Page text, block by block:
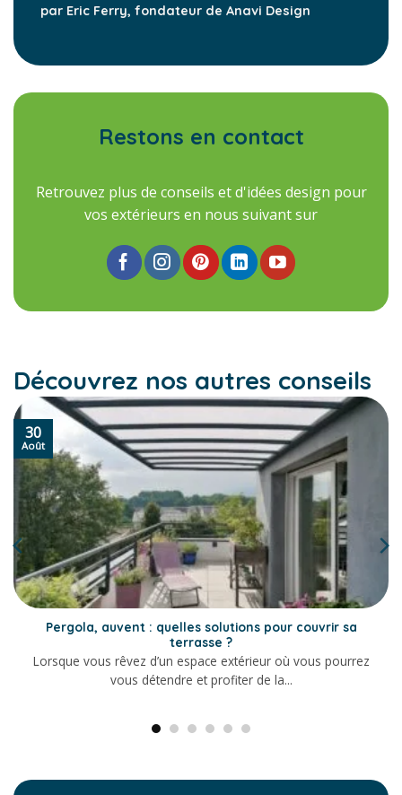
par Eric Ferry, fondateur de Anavi Design
Restons en contact
Retrouvez plus de conseils et d'idées design pour
vos extérieurs en nous suivant sur
Découvrez nos autres conseils
Pergola, auvent : quelles solutions pour couvrir sa
terrasse ?
Lorsque vous rêvez d’un espace extérieur où vous pourrez
vous détendre et profiter de la...
30
Août